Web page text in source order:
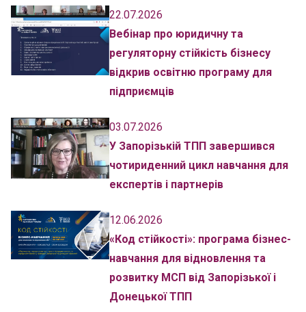
22.07.2026
Вебінар про юридичну та
регуляторну стійкість бізнесу
відкрив освітню програму для
підприємців
03.07.2026
У Запорізькій ТПП завершився
чотириденний цикл навчання для
експертів і партнерів
12.06.2026
«Код стійкості»: програма бізнес-
навчання для відновлення та
розвитку МСП від Запорізької і
Донецької ТПП